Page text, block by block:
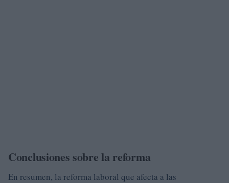
Conclusiones sobre la reforma
En resumen, la reforma laboral que afecta a las